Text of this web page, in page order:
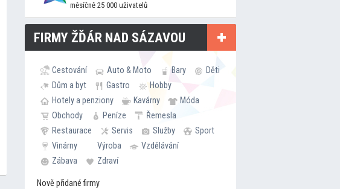
měsíčně 25 000 uživatelů
FIRMY ŽĎÁR NAD SÁZAVOU
Cestování Auto & Moto Bary
Děti
Dům a byt
Gastro
Hobby
Hotely a penziony
Kavárny
Móda
Obchody
Peníze
Řemesla
Restaurace
Servis Služby
Sport
Vinárny
Výroba
Vzdělávání
Zábava
Zdraví
Nově přidané firmy